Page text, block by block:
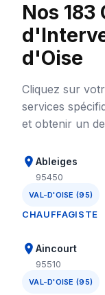
Nos 183
d'Oise
Cliquez sur
services
et obtenir un
Ableiges
95450
VAL-D'OISE (95)
CHAUFFAGISTE
Aincourt
95510
VAL-D'OISE (95)